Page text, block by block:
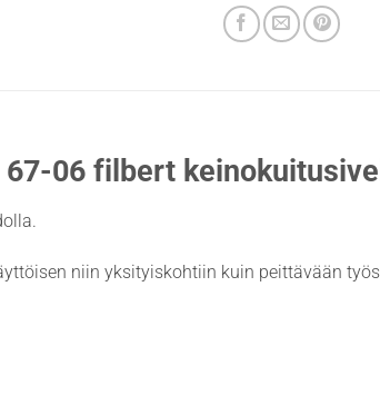
67-06 filbert
niin yksityiskohtiin kuin peittävään